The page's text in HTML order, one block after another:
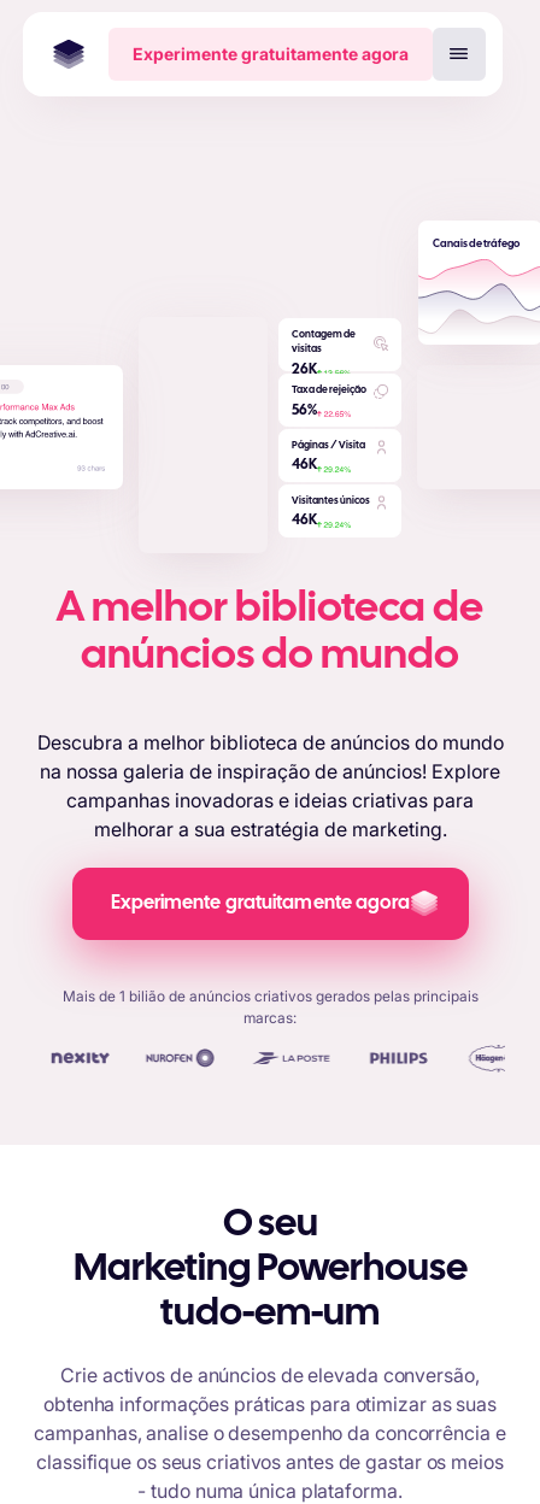
Experimente gratuitamente agora
Canais de tráfego
Contagem de
visitas
26K
Taxa de rejeição
56%
Páginas / Visita
46K
Visitantes únicos
46K
A melhor biblioteca de
anúncios do mundo
Descubra a melhor biblioteca de anúncios do mundo
na nossa galeria de inspiração de anúncios! Explore
campanhas inovadoras e ideias criativas para
melhorar a sua estratégia de marketing.
Experimente gratuitamente agora
Mais de 1 bilião de anúncios criativos gerados pelas principais
marcas:
O seu
Marketing Powerhouse
tudo-em-um
Crie activos de anúncios de elevada conversão,
obtenha informações práticas para otimizar as suas
campanhas, analise o desempenho da concorrência e
classifique os seus criativos antes de gastar os meios
- tudo numa única plataforma.